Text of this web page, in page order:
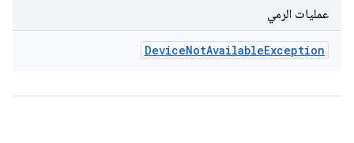
عمليات الرمي
DeviceNotAvailableException